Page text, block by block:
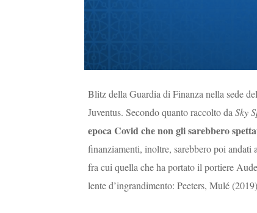
Blitz della Guardia di Finanza nella sede
Juventus. Secondo quanto raccolto da Sky
epoca Covid che non gli sarebbero
finanziamenti, inoltre, sarebbero poi
fra cui quella che ha portato il portiere
lente d’ingrandimento: Peeters, Mulé